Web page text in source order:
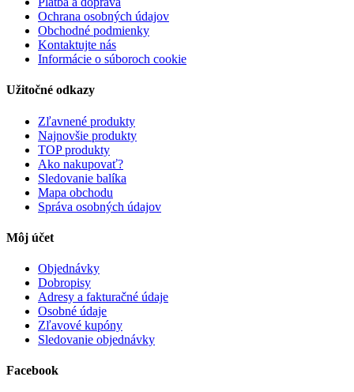
Ochrana osobných údajov
Obchodné podmienky
Kontaktujte nás
Informácie o súboroch cookie
Užitočné odkazy
Zľavnené produkty
Najnovšie produkty
TOP produkty
Ako nakupovať?
Sledovanie balíka
Mapa obchodu
Správa osobných údajov
Môj účet
Objednávky
Dobropisy
Adresy a fakturačné údaje
Osobné údaje
Zľavové kupóny
Sledovanie objednávky
Facebook